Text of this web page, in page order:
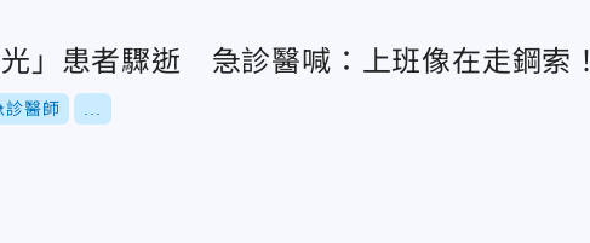
」患者驟逝 急診醫喊：上班像在走鋼索！
診醫師